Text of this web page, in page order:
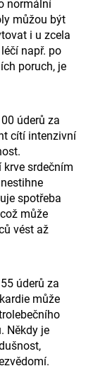
normální
můžou být
i u zcela
např. po
poruch, je
úderů za
cítí intenzivní
srdečním
spotřeba
může
vést až
úderů za
může
Někdy je